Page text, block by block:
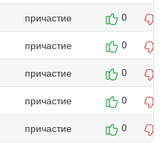
причастие 0
причастие 0
причастие 0
причастие 0
причастие 0